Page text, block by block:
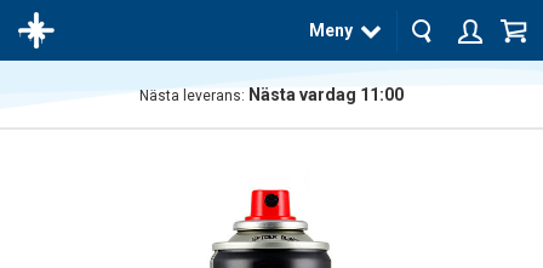
Meny
Nästa leverans: Nästa vardag 11:00